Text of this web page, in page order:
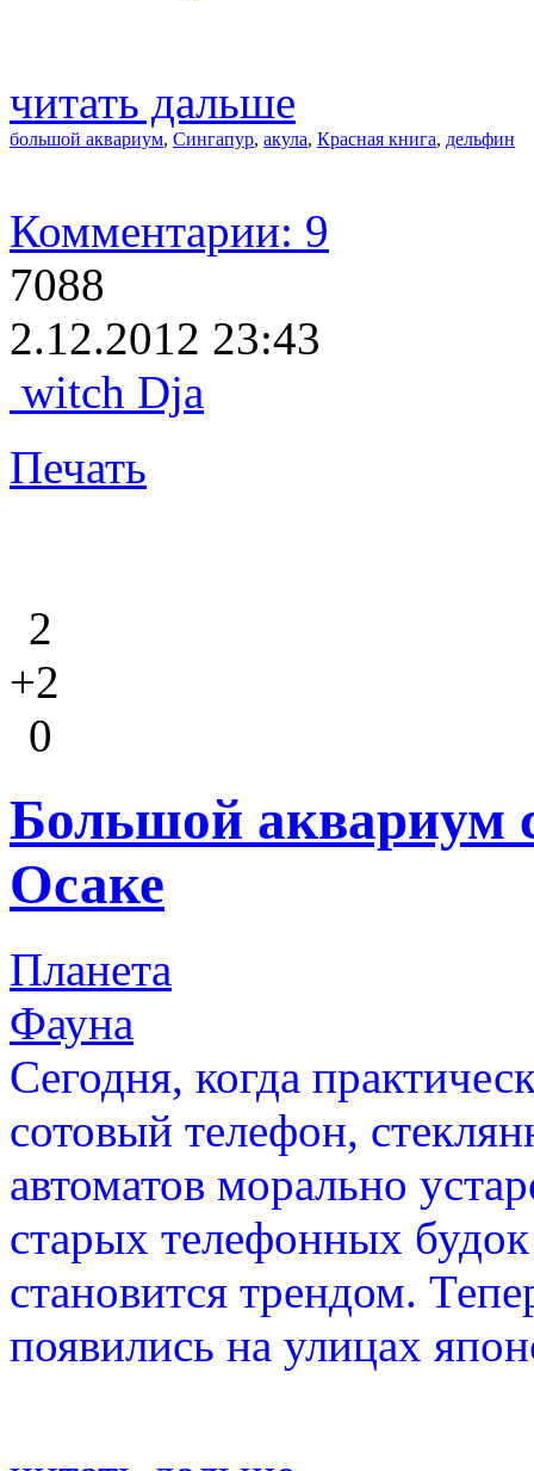
читать дальше
большой аквариум, Сингапур, акула, Красная книга, дельфин
Комментарии: 9
7088
2.12.2012 23:43
witch Dja
Печать
2
+2
0
Большой аквариум
Осаке
Планета
Фауна
Сегодня, когда
сотовый телефон,
автоматов морально
старых телефонных
становится трендом.
появились на улицах